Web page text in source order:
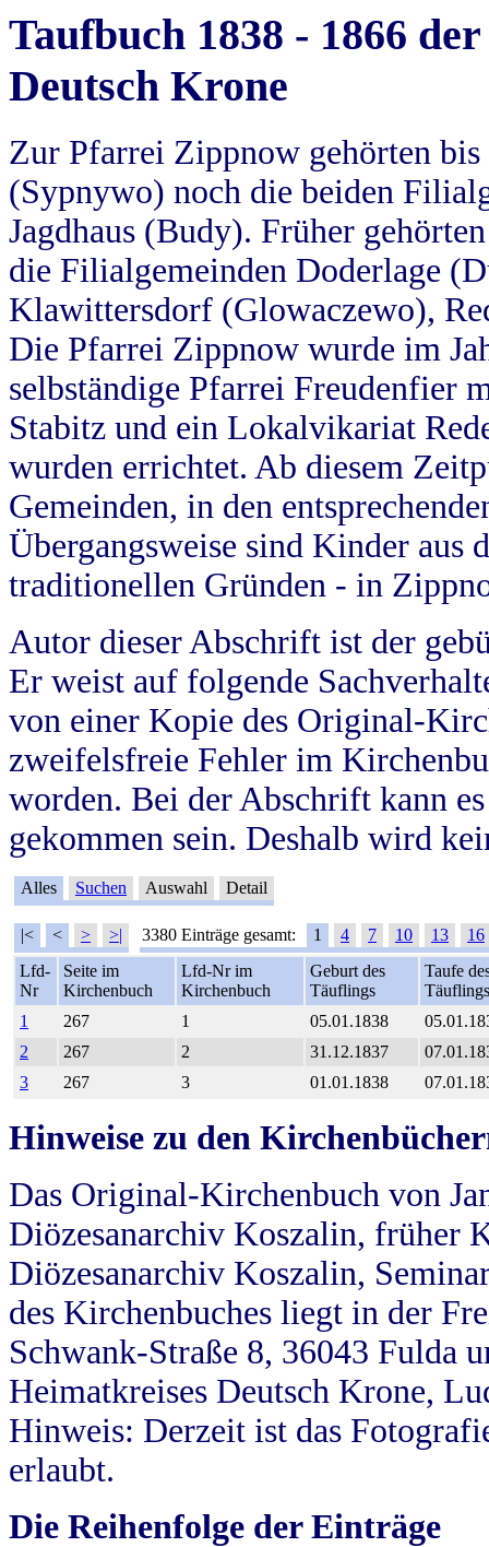
Taufbuch 1838 - 1866
Deutsch Krone
Zur Pfarrei Zippnow gehörten
(Sypnywo) noch die beiden
Jagdhaus (Budy). Früher
die Filialgemeinden Doderlage
Klawittersdorf (Glowaczewo),
Die Pfarrei Zippnow wurde im
selbständige Pfarrei Freudenfier
Stabitz und ein Lokalvikariat
wurden errichtet. Ab diesem
Gemeinden, in den
Übergangsweise sind Kinder aus
traditionellen Gründen - in
Autor dieser Abschrift ist der
Er weist auf folgende
von einer Kopie des Original-
zweifelsfreie Fehler im
worden. Bei der Abschrift kann
gekommen sein. Deshalb wird
Alles Suchen Auswahl Detail
|< < > >| 3380 Einträge gesamt: 1 4 7 10 13
16
Lfd-
Nr
Seite im
Kirchenbuch
Lfd-Nr im
Kirchenbuch
Geburt des
Täuflings
Taufe
Täuflings
1
267 1 05.01.1838
2
267 2 31.12.1837
3
267 3 01.01.1838
Hinweise zu den
Das Original-Kirchenbuch von
Diözesanarchiv Koszalin, früher
Diözesanarchiv Koszalin,
des Kirchenbuches liegt in der
Schwank-Straße 8, 36043 Fulda
Heimatkreises Deutsch Krone,
Hinweis: Derzeit ist das
erlaubt.
Die Reihenfolge der Einträge